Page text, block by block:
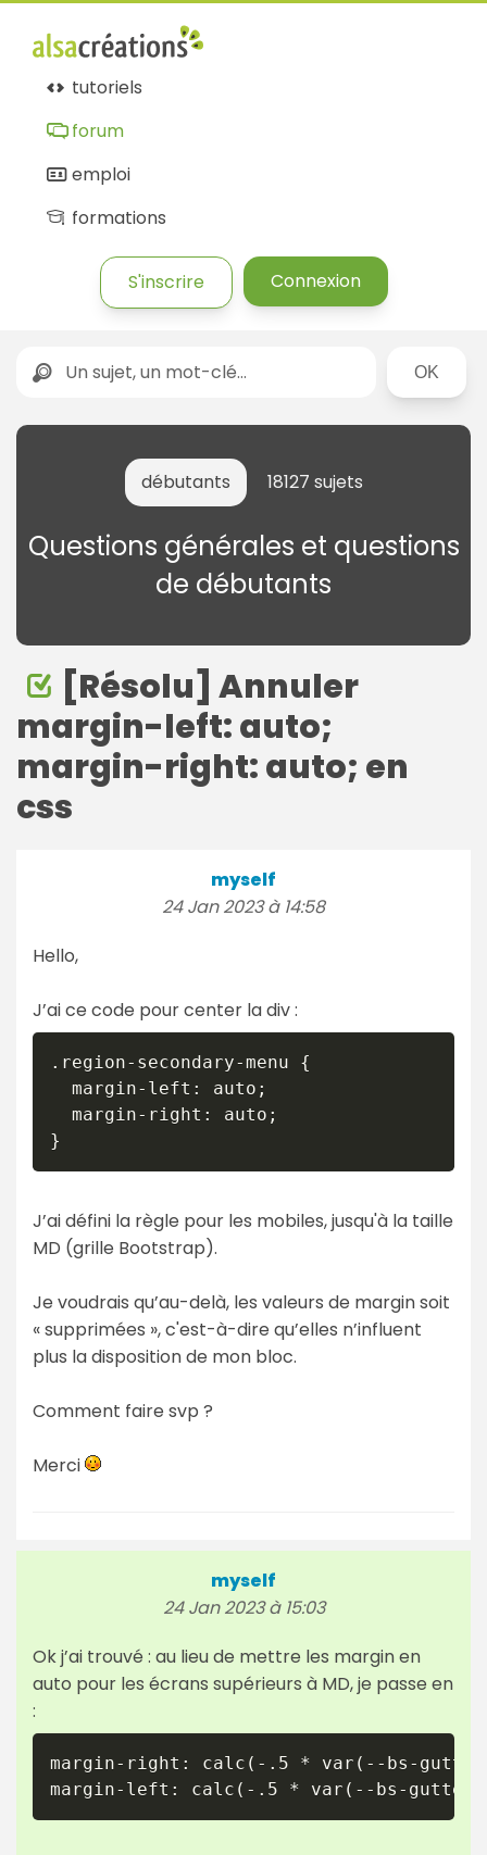
tutoriels
forum
emploi
formations
S'inscrire Connexion
Rechercher
débutants 18127 sujets
Questions générales et questions
de débutants
[Résolu] Annuler
margin-left: auto;
margin-right: auto; en
css
myself
24 Jan 2023 à 14:58
Hello,
J’ai ce code pour center la div :
.region-secondary-menu {
  margin-left: auto;
  margin-right: auto;
}
J’ai défini la règle pour les mobiles, jusqu'à la taille
MD (grille Bootstrap).
Je voudrais qu’au-delà, les valeurs de margin soit
« supprimées », c'est-à-dire qu’elles n’influent
plus la disposition de mon bloc.
Comment faire svp ?
Merci
myself
24 Jan 2023 à 15:03
Ok j’ai trouvé : au lieu de mettre les margin en
auto pour les écrans supérieurs à MD, je passe en
:
margin-right: calc(-.5 * var(--bs-
margin-left: calc(-.5 * var(--bs-